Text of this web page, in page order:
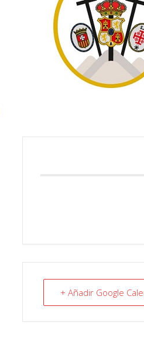
+ Añadir Google